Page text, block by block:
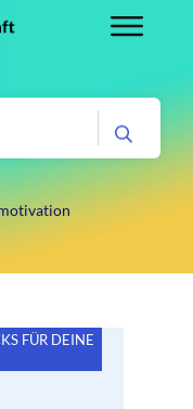
FÜR DEINE